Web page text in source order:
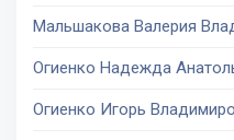
Мальшакова Валерия
Огиенко Надежда
Огиенко Игорь